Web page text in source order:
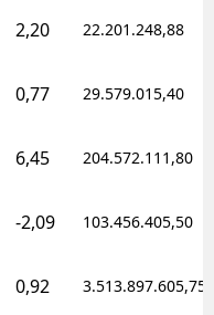
2,20 22.201.248,88
0,77 29.579.015,40
6,45 204.572.111,80
-2,09 103.456.405,50
0,92 3.513.897.605,75